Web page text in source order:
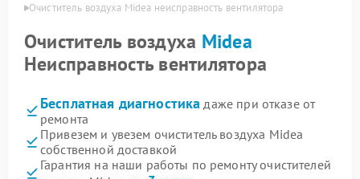
Очиститель воздуха Midea неисправность вентилятора
Очиститель воздуха Midea
Неисправность вентилятора
Бесплатная диагностика даже при отказе от
ремонта
Привезем и увезем очиститель воздуха Midea
собственной доставкой
Гарантия на наши работы по ремонту очистителей